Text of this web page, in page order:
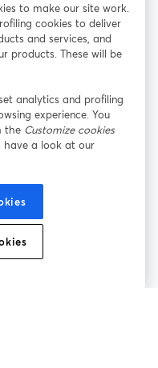
で開く
(Twitter)
YouTube
LinkedIn
新しいタブで開く
ォーム利用規約
クッキーポリシー
to make our site work.
cookies to deliver
and services, and
products. These will be
analytics and profiling
experience. You
the Customize cookies
have a look at our